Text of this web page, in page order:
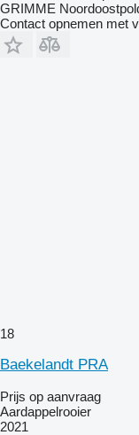
GRIMME
Contact opnemen met
18
Baekelandt PRA
Prijs op aanvraag
Aardappelrooier
2021